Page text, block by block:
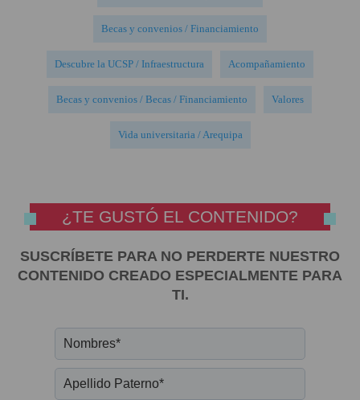
Becas y convenios / Financiamiento
Descubre la UCSP / Infraestructura Acompañamiento
Becas y convenios / Becas / Financiamiento Valores
Vida universitaria / Arequipa
¿TE GUSTÓ EL CONTENIDO?
SUSCRÍBETE PARA NO PERDERTE NUESTRO
CONTENIDO CREADO ESPECIALMENTE PARA
TI.